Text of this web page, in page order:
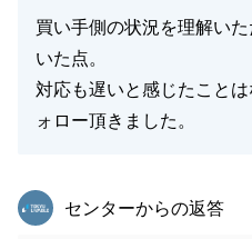
買い手側の状況を理解い
いた点。
対応も遅いと感じたこと
ォロー頂きました。
東急リバブル
センターからの返答